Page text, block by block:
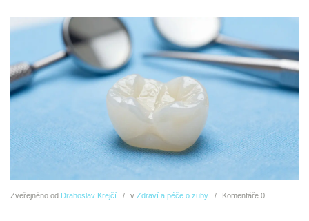
Zveřejněno od Drahoslav Krejčí v Zdraví a péče o zuby Komentáře 0